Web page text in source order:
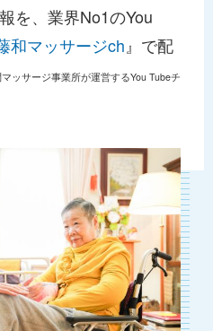
を、業界No1のYou
和マッサージch 』で配
マッサージ事業所が運営するYou Tubeチ